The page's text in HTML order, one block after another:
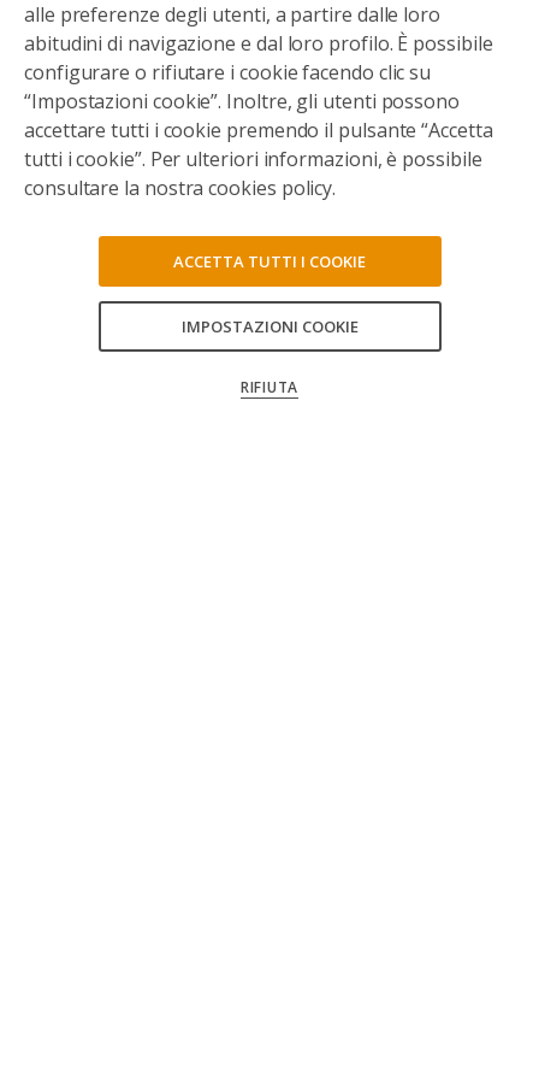
alle preferenze degli utenti, a partire dalle loro
abitudini di navigazione e dal loro profilo. È possibile
configurare o rifiutare i cookie facendo clic su
“Impostazioni cookie”. Inoltre, gli utenti possono
accettare tutti i cookie premendo il pulsante “Accetta
tutti i cookie”. Per ulteriori informazioni, è possibile
consultare la nostra cookies policy.
IMPOSTAZIONI COOKIE
RIFIUTA
ACCETTA TUTTI I COOKIE
CONFERMA LE MIE SCELTE
CONSENTI TUTTI